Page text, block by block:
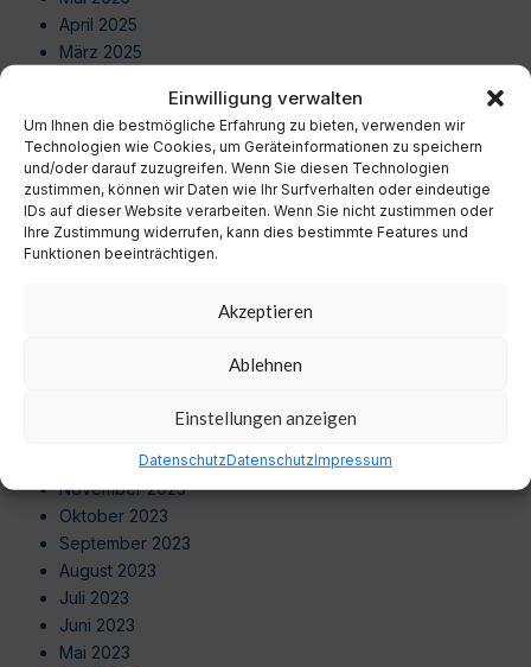
Einwilligung verwalten
Um Ihnen die bestmögliche Erfahrung zu bieten, verwenden wir
Technologien wie Cookies, um Geräteinformationen zu speichern
und/oder darauf zuzugreifen. Wenn Sie diesen Technologien
zustimmen, können wir Daten wie Ihr Surfverhalten oder eindeutige
IDs auf dieser Website verarbeiten. Wenn Sie nicht zustimmen oder
Ihre Zustimmung widerrufen, kann dies bestimmte Features und
Funktionen beeinträchtigen.
Akzeptieren
Ablehnen
Einstellungen anzeigen
DatenschutzDatenschutzImpressum
April 2025
März 2025
Dezember 2024
November 2024
Oktober 2024
September 2024
August 2024
Dezember 2023
November 2023
Oktober 2023
September 2023
August 2023
Juli 2023
Juni 2023
Mai 2023